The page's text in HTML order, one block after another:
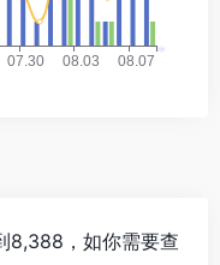
8,388，如你需要查
*